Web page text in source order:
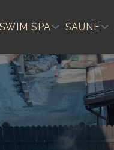
SWIM SPA SAUNE